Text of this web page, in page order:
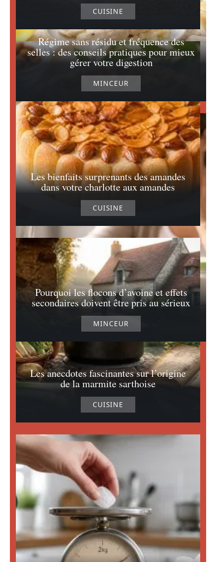
Régime sans résidu et fréquence des
selles : des conseils pratiques pour mieux
gérer votre digestion
MINCEUR
Pourquoi les flocons d’avoine et effets
secondaires doivent être pris au sérieux
MINCEUR
CUISINE
Les bienfaits surprenants des amandes
dans votre charlotte aux amandes
CUISINE
Les anecdotes fascinantes sur l’origine
de la marmite sarthoise
CUISINE